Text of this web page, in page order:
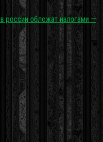
россии обложат налогами —